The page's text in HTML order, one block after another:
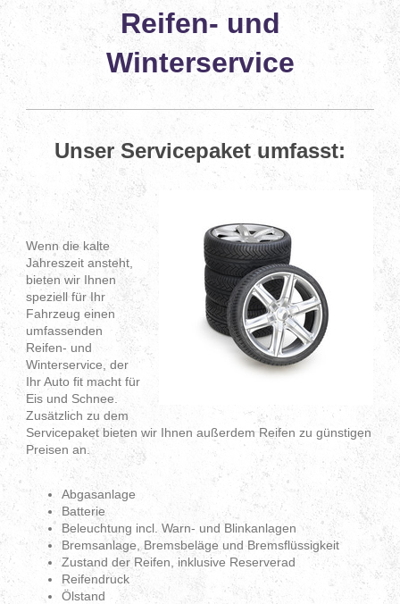
Reifen- und
Winterservice
Unser Servicepaket umfasst:
Wenn die kalte
Jahreszeit ansteht,
bieten wir Ihnen
speziell für Ihr
Fahrzeug einen
umfassenden
Reifen- und
Winterservice, der
Ihr Auto fit macht für
Eis und Schnee.
Zusätzlich zu dem
Servicepaket bieten wir Ihnen außerdem Reifen zu günstigen
Preisen an.
Abgasanlage
Batterie
Beleuchtung incl. Warn- und Blinkanlagen
Bremsanlage, Bremsbeläge und Bremsflüssigkeit
Zustand der Reifen, inklusive Reserverad
Reifendruck
Ölstand